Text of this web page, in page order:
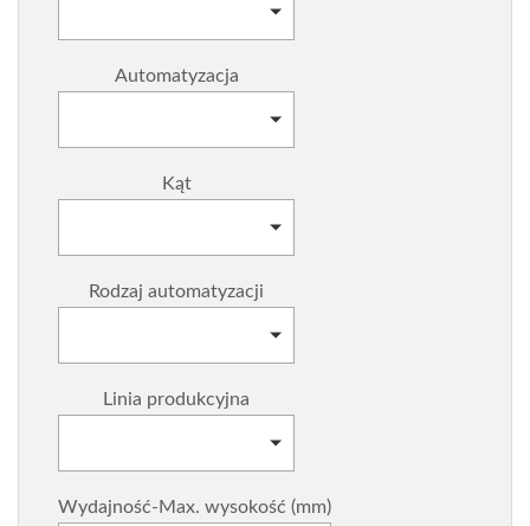
Automatyzacja
Kąt
Rodzaj automatyzacji
Linia produkcyjna
Wydajność-Max. wysokość (mm)